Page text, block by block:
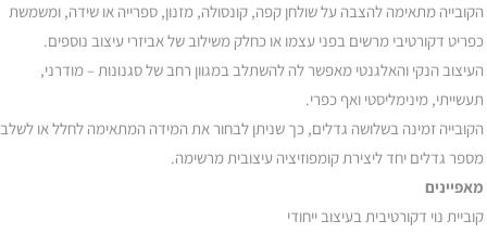
הקובייה מתאימה להצבה על שולחן קפה, קונסולה, מזנון, ספרייה או שידה, ומשמשת
כפריט דקורטיבי מרשים בפני עצמו או כחלק משילוב של אביזרי עיצוב נוספים.
העיצוב הנקי והאלגנטי מאפשר לה להשתלב במגוון רחב של סגנונות – מודרני,
תעשייתי, מינימליסטי ואף כפרי.
הקובייה זמינה בשלושה גדלים, כך שניתן לבחור את המידה המתאימה לחלל או לשלב
מספר גדלים יחד ליצירת קומפוזיציה עיצובית מרשימה.
מאפיינים
קוביית נוי דקורטיבית בעיצוב ייחודי